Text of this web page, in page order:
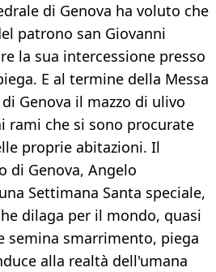
di Genova ha voluto che
patrono san Giovanni
la sua intercessione presso
E al termine della Messa
Genova il mazzo di ulivo
rami che si sono procurate
proprie abitazioni. Il
di Genova, Angelo
Settimana Santa speciale,
dilaga per il mondo, quasi
semina smarrimento, piega
alla realtà dell'umana